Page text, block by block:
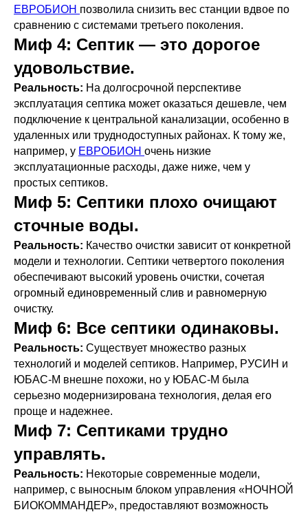
ЕВРОБИОН позволила снизить вес станции вдвое по
сравнению с системами третьего поколения.
Миф 4: Септик — это дорогое
удовольствие.
Реальность: На долгосрочной перспективе
эксплуатация септика может оказаться дешевле, чем
подключение к центральной канализации, особенно в
удаленных или труднодоступных районах. К тому же,
например, у ЕВРОБИОН очень низкие
эксплуатационные расходы, даже ниже, чем у
простых септиков.
Миф 5: Септики плохо очищают
сточные воды.
Реальность: Качество очистки зависит от конкретной
модели и технологии. Септики четвертого поколения
обеспечивают высокий уровень очистки, сочетая
огромный единовременный слив и равномерную
очистку.
Миф 6: Все септики одинаковы.
Реальность: Существует множество разных
технологий и моделей септиков. Например, РУСИН и
ЮБАС-М внешне похожи, но у ЮБАС-М была
серьезно модернизирована технология, делая его
проще и надежнее.
Миф 7: Септиками трудно
управлять.
Реальность: Некоторые современные модели,
например, с выносным блоком управления «НОЧНОЙ
БИОКОММАНДЕР», предоставляют возможность